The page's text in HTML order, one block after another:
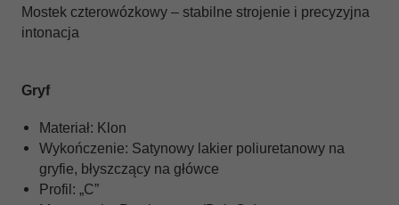
Mostek czterowózkowy – stabilne strojenie i precyzyjna
intonacja
Gryf
Materiał: Klon
Wykończenie: Satynowy lakier poliuretanowy na
gryfie, błyszczący na główce
Profil: „C”